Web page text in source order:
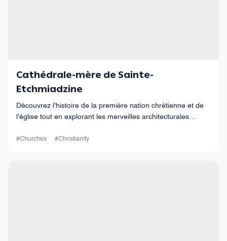
Cathédrale-mère de Sainte-
Etchmiadzine
Découvrez l'histoire de la première nation chrétienne et de
l'église tout en explorant les merveilles architecturales
les reliques sacrées.
#Churches #Christianity